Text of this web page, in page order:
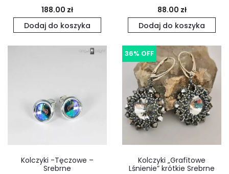
188.00 zł
Dodaj do koszyka
88.00 zł
Dodaj do koszyka
Kolczyki -Tęczowe –
Srebrne
36% OFF
Kolczyki „Grafitowe
Lśnienie” krótkie Srebrne